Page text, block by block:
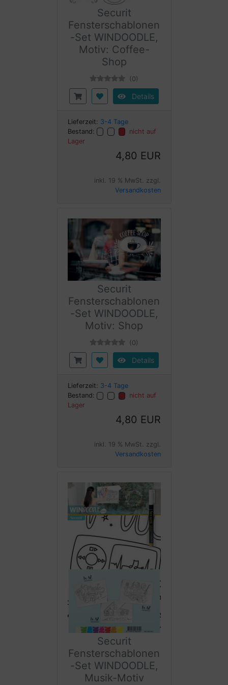
Securit
Fensterschablonen
-Set WINDOODLE,
Motiv: Coffee-
Shop
(0)
Details
Lieferzeit: 3-4 Tage
Bestand:
nicht auf
Lager
4,80 EUR
inkl. 19 % MwSt. zzgl.
Versandkosten
Securit
Fensterschablonen
-Set WINDOODLE,
Motiv: Shop
(0)
Details
Lieferzeit: 3-4 Tage
Bestand:
nicht auf
Lager
4,80 EUR
inkl. 19 % MwSt. zzgl.
Versandkosten
Securit
Fensterschablonen
-Set WINDOODLE,
Musik-Motiv